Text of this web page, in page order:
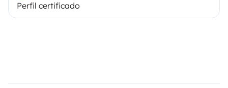
Perfil certificado